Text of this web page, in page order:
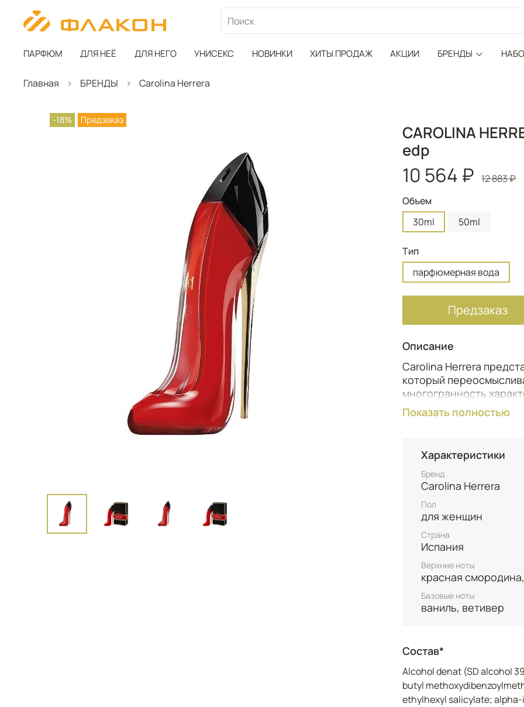
ПАРФЮМ ДЛЯ НЕЁ ДЛЯ НЕГО УНИСЕКС НОВИНКИ ХИТЫ ПРОДАЖ АКЦИИ БРЕНДЫ
Главная БРЕНДЫ Carolina Herrera
-18% Предзаказ
CAROLINA
edp
10 564 ₽ 12 883 ₽
Объем
30ml
50ml
Тип
парфюмерная вода
Предзаказ
Описание
Carolina Herrera
который
многогранность
Этот аромат –
встречается с
ноты красной
экзотическим личи,
решимости.
В сердце аромата
и легендами. Ее
настоящим козырем в
Квентина Биша,
Good Girl роза
нежными и
красной помаде.
Завершающий штрих –
современное
оттенками ванили.
ингредиенты и
идеальное
Показать полностью
Характеристики
Бренд
Carolina Herrera
Пол
для женщин
Страна
Испания
Верхние ноты
красная
Базовые ноты
ваниль, ветивер
Состав*
Аlcohol denat (SD alcohol
butyl
ethylhexyl salicylate;